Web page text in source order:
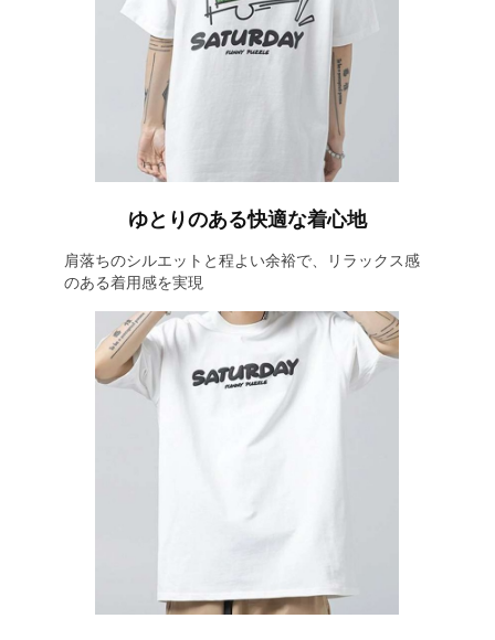
ゆとりのある快適な着心地
肩落ちのシルエットと程よい余裕で、リラックス感
のある着用感を実現